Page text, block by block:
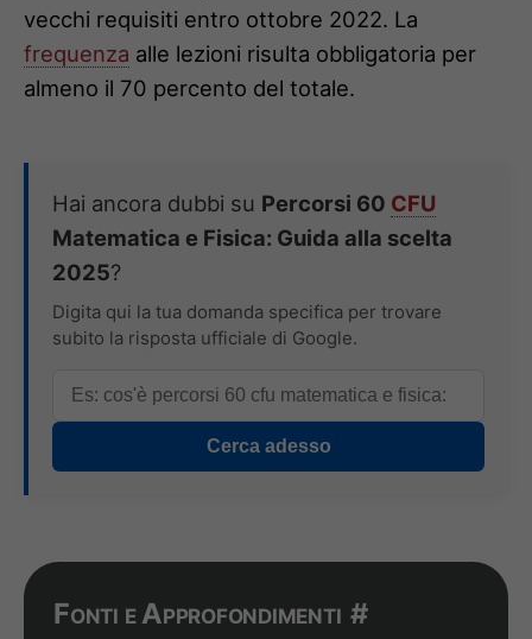
vecchi requisiti entro ottobre 2022. La
frequenza alle lezioni risulta obbligatoria per
almeno il 70 percento del totale.
Hai ancora dubbi su Percorsi 60 CFU
Matematica e Fisica: Guida alla scelta
2025?
Digita qui la tua domanda specifica per trovare
subito la risposta ufficiale di Google.
Cerca adesso
Fonti e Approfondimenti #